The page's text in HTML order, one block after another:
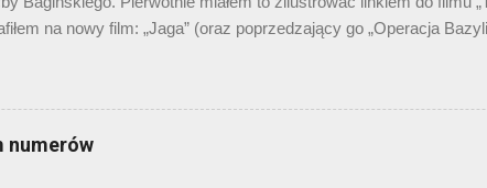
na nowy film: „Jaga” (oraz poprzedzający go „Operacja
innej. A Ty? Znasz już cykl „ Legendy polskie ”? Dawno
krótkometrażówka Bagińskiego pt. „Smok”. Nie powiem, ciekawa.
hejnalisty, i koncepcja smoka porywającego… dziewczęta (boć
numerów